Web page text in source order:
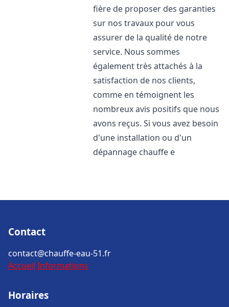
fière de proposer des garanties
sur nos travaux pour vous
assurer de la qualité de notre
service. Nous sommes
également très attachés à la
satisfaction de nos clients,
comme en témoignent les
nombreux avis positifs que nous
avons reçus. Si vous avez besoin
d'une installation ou d'un
dépannage chauffe e
Contact
contact@chauffe-eau-51.fr
Accueil Informations
Horaires